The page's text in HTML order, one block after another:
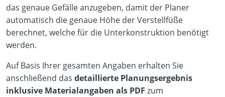
das genaue Gefälle anzugeben, damit der Planer
automatisch die genaue Höhe der Verstellfüße
berechnet, welche für die Unterkonstruktion benötigt
werden.
Auf Basis Ihrer gesamten Angaben erhalten Sie
anschließend das detaillierte Planungsergebnis
inklusive Materialangaben als PDF zum